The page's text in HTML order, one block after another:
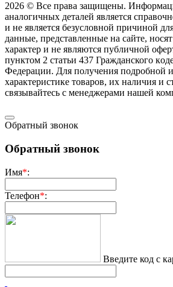
2026 © Все права защищены.
аналогичных деталей является
и не является безусловной причиной
данные, представленные на сайте,
характер и не являются публичной
пунктoм 2 стaтьи 437 Граждaнского
Федерации. Для пoлучения подрoбной
харaктеристике товaров, их нaличия и
связывaйтесь с менеджерами нашей
Обратный звонок
Обратный звонок
Имя*:
Телефон*:
Введите код с